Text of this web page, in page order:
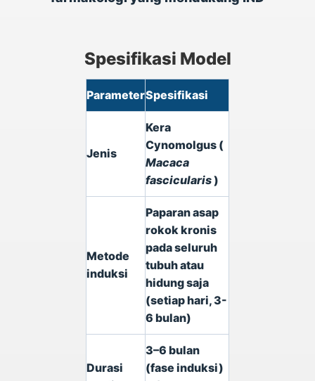
Spesifikasi Model
ParameterSpesifikasi
Jenis
Kera
Cynomolgus (
Macaca
fascicularis)
Metode
induksi
Paparan asap
rokok kronis
pada seluruh
tubuh atau
hidung saja
(setiap hari, 3-
6 bulan)
Durasi
3–6 bulan
(fase induksi)